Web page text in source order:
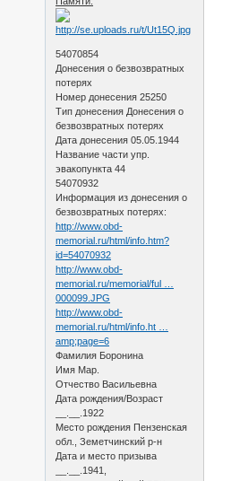
54070854
Донесения о безвозвратных
потерях
Номер донесения 25250
Тип донесения Донесения о
безвозвратных потерях
Дата донесения 05.05.1944
Название части упр.
эвакопункта 44
54070932
Информация из донесения о
безвозвратных потерях:
http://www.obd-
memorial.ru/html/info.htm?
id=54070932
http://www.obd-
memorial.ru/memorial/ful …
000099.JPG
http://www.obd-
memorial.ru/html/info.ht …
amp;page=6
Фамилия Боронина
Имя Мар.
Отчество Васильевна
Дата рождения/Возраст
__.__.1922
Место рождения Пензенская
обл., Земетчинский р-н
Дата и место призыва
__.__.1941,